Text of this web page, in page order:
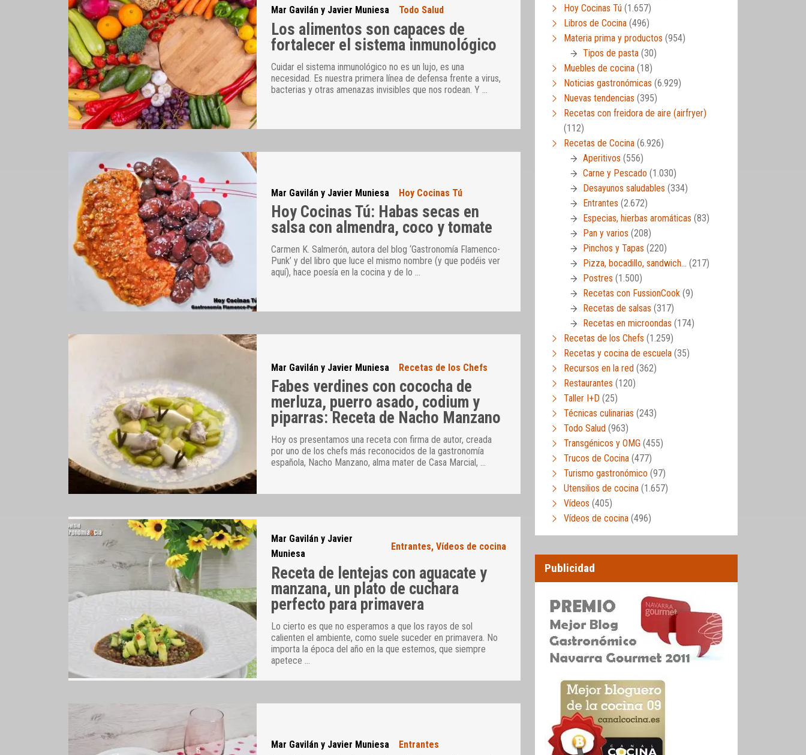
Mar Gavilán y Javier Muniesa Todo Salud
Los alimentos son capaces de
fortalecer el sistema inmunológico
Cuidar el sistema inmunológico no es un lujo, es una
necesidad. Es nuestra primera línea de defensa frente a virus,
bacterias y otras amenazas invisibles que nos rodean. Y …
Mar Gavilán y Javier Muniesa Hoy Cocinas Tú
Hoy Cocinas Tú: Habas secas en
salsa con almendra, coco y tomate
Carmen K. Salmerón, autora del blog ‘Gastronomía Flamenco-
Punk’ y del libro que luce el mismo nombre (y que podéis ver
aquí), hace poesía en la cocina y de lo …
Mar Gavilán y Javier Muniesa Recetas de los Chefs
Fabes verdines con cococha de
merluza, puerro asado, codium y
piparras: Receta de Nacho Manzano
Hoy os presentamos una receta con firma de autor, creada
por uno de los chefs más reconocidos de la gastronomía
española, Nacho Manzano, alma mater de Casa Marcial, …
Mar Gavilán y Javier
Muniesa
Entrantes, Vídeos de cocina
Receta de lentejas con aguacate y
manzana, un plato de cuchara
perfecto para primavera
Lo cierto es que no esperamos a que los rayos de sol
calienten el ambiente, como suele suceder en primavera. No
importa la época del año en la que estemos, que siempre
apetece …
Mar Gavilán y Javier Muniesa Entrantes
Hoy Cocinas Tú (1.657)
Libros de Cocina (496)
Materia prima y productos (954)
Tipos de pasta (30)
Muebles de cocina (18)
Noticias gastronómicas (6.929)
Nuevas tendencias (395)
Recetas con freidora de aire (airfryer)
(112)
Recetas de Cocina (6.926)
Aperitivos (556)
Carne y Pescado (1.030)
Desayunos saludables (334)
Entrantes (2.672)
Especias, hierbas aromáticas (83)
Pan y varios (208)
Pinchos y Tapas (220)
Pizza, bocadillo, sandwich… (217)
Postres (1.500)
Recetas con FussionCook (9)
Recetas de salsas (317)
Recetas en microondas (174)
Recetas de los Chefs (1.259)
Recetas y cocina de escuela (35)
Recursos en la red (362)
Restaurantes (120)
Taller I+D (25)
Técnicas culinarias (243)
Todo Salud (963)
Transgénicos y OMG (455)
Trucos de Cocina (477)
Turismo gastronómico (97)
Utensilios de cocina (1.657)
Vídeos (405)
Vídeos de cocina (496)
Publicidad